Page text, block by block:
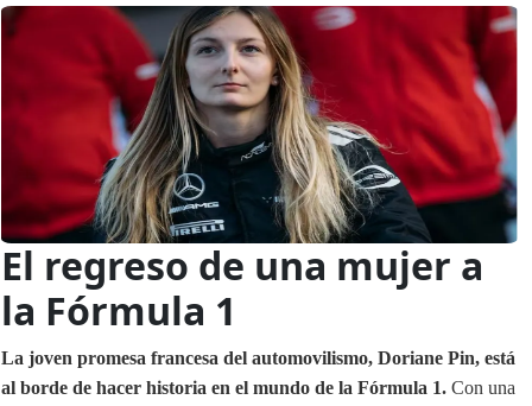
El regreso de una mujer a
la Fórmula 1
La joven promesa francesa del automovilismo, Doriane Pin, está
al borde de hacer historia en el mundo de la Fórmula 1. Con una